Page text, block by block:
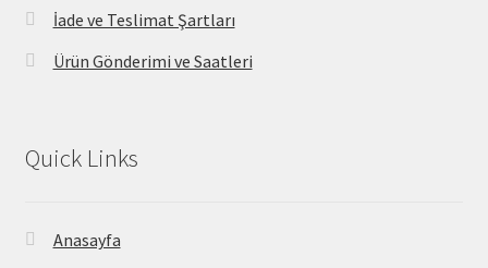
İade ve Teslimat Şartları
Ürün Gönderimi ve Saatleri
Quick Links
Anasayfa